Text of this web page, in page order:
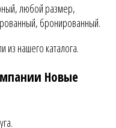
любой размер,
бронированный.
из нашего каталога.
Новые